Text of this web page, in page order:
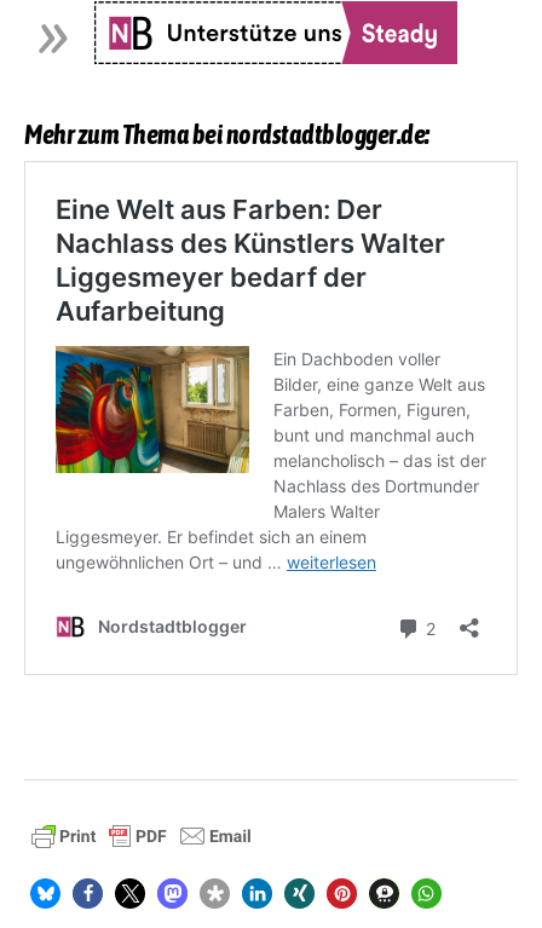
Mehr zum Thema bei nordstadtblogger.de: